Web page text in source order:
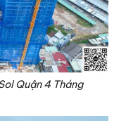
Quận 4 Tháng